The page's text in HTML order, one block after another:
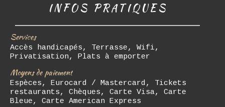
INFOS PRATIQUES
Services
Accès handicapés, Terrasse, Wifi,
Privatisation, Plats à emporter
Moyens de paiement
Espèces, Eurocard / Mastercard, Tickets
restaurants, Chèques, Carte Visa, Carte
Bleue, Carte American Express